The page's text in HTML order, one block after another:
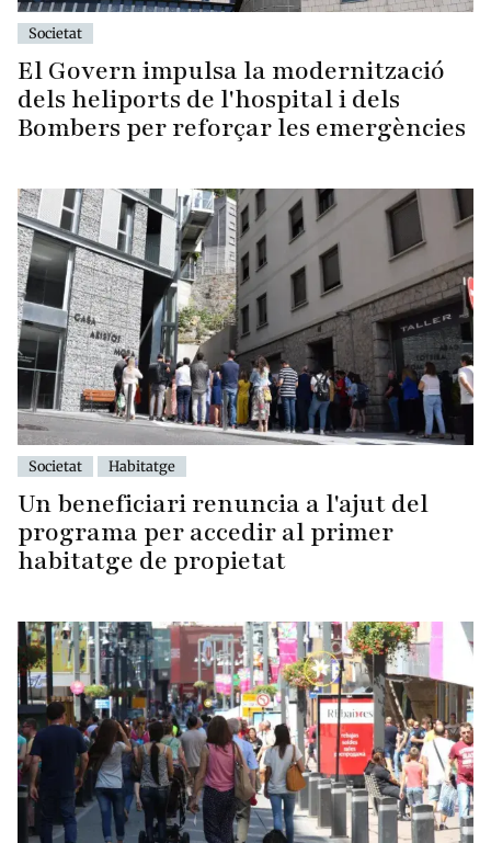
Societat
El Govern impulsa la modernització
dels heliports de l'hospital i dels
Bombers per reforçar les emergències
Societat Habitatge
Un beneficiari renuncia a l'ajut del
programa per accedir al primer
habitatge de propietat